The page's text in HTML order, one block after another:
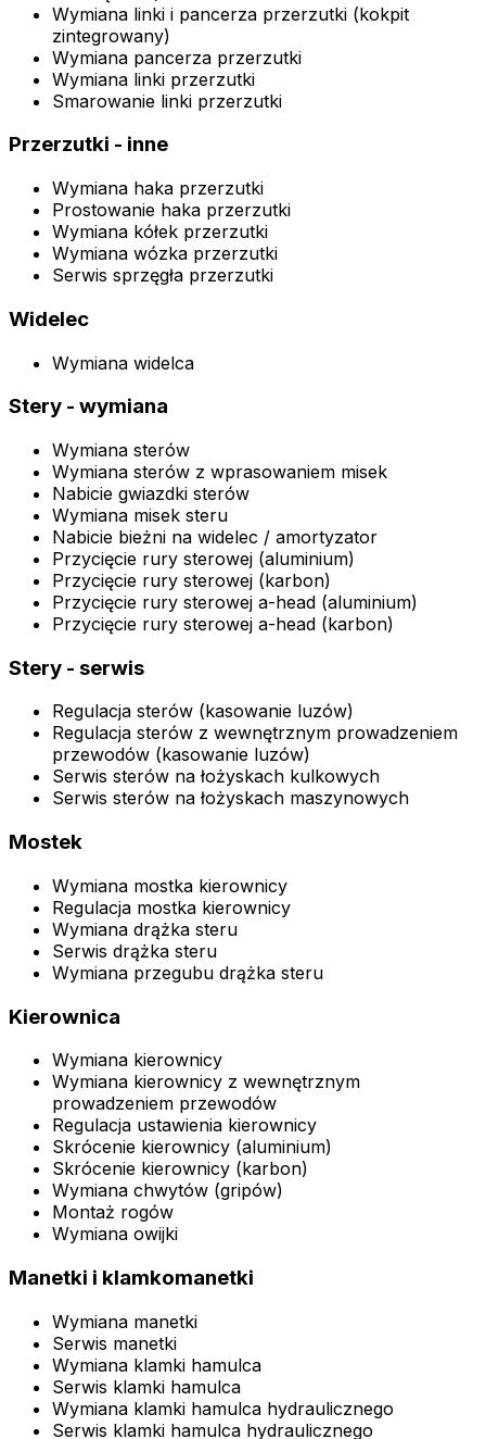
Wymiana linki i pancerza przerzutki (kokpit
zintegrowany)
Wymiana pancerza przerzutki
Wymiana linki przerzutki
Smarowanie linki przerzutki
Przerzutki - inne
Wymiana haka przerzutki
Prostowanie haka przerzutki
Wymiana kółek przerzutki
Wymiana wózka przerzutki
Serwis sprzęgła przerzutki
Widelec
Wymiana widelca
Stery - wymiana
Wymiana sterów
Wymiana sterów z wprasowaniem misek
Nabicie gwiazdki sterów
Wymiana misek steru
Nabicie bieżni na widelec / amortyzator
Przycięcie rury sterowej (aluminium)
Przycięcie rury sterowej (karbon)
Przycięcie rury sterowej a-head (aluminium)
Przycięcie rury sterowej a-head (karbon)
Stery - serwis
Regulacja sterów (kasowanie luzów)
Regulacja sterów z wewnętrznym prowadzeniem
przewodów (kasowanie luzów)
Serwis sterów na łożyskach kulkowych
Serwis sterów na łożyskach maszynowych
Mostek
Wymiana mostka kierownicy
Regulacja mostka kierownicy
Wymiana drążka steru
Serwis drążka steru
Wymiana przegubu drążka steru
Kierownica
Wymiana kierownicy
Wymiana kierownicy z wewnętrznym
prowadzeniem przewodów
Regulacja ustawienia kierownicy
Skrócenie kierownicy (aluminium)
Skrócenie kierownicy (karbon)
Wymiana chwytów (gripów)
Montaż rogów
Wymiana owijki
Manetki i klamkomanetki
Wymiana manetki
Serwis manetki
Wymiana klamki hamulca
Serwis klamki hamulca
Wymiana klamki hamulca hydraulicznego
Serwis klamki hamulca hydraulicznego